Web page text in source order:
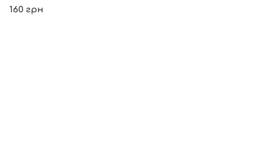
160 грн